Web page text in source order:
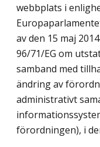
webbplats i
av den 15 maj
96/71/EG om
samband med
ändring av
administrativt
förordningen), i